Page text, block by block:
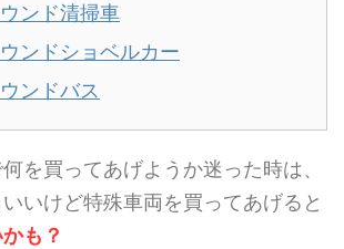
ンド清掃車
ンドショベルカー
ンドバス
を買ってあげようか迷った時は、
いけど特殊車両を買ってあげると
も？